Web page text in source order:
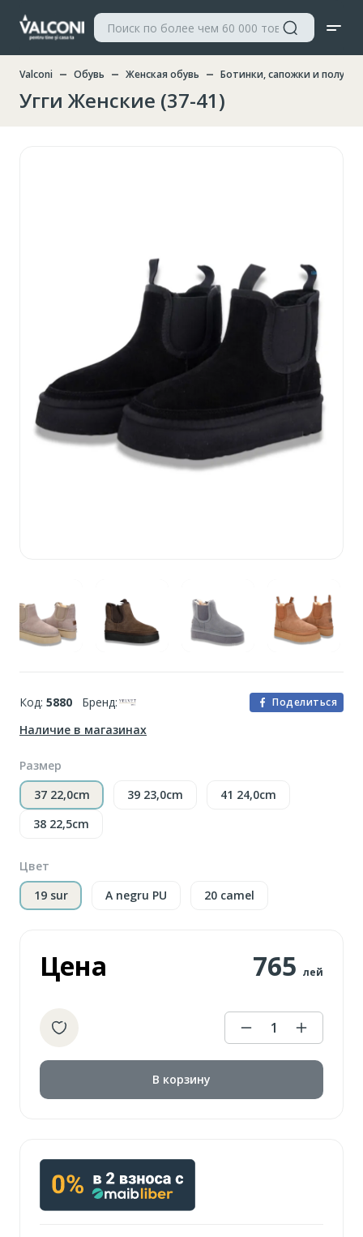
Valconi Обувь Женская обувь Ботинки, сапожки и
Угги Женские (37-41)
Код: 5880 Бренд: Поделиться
Наличие в магазинах
Размер
37 22,0cm
39 23,0cm
41 24,0cm
38 22,5cm
Цвет
19 sur
A negru PU 20 camel
Цена 765 лей
1
В корзину